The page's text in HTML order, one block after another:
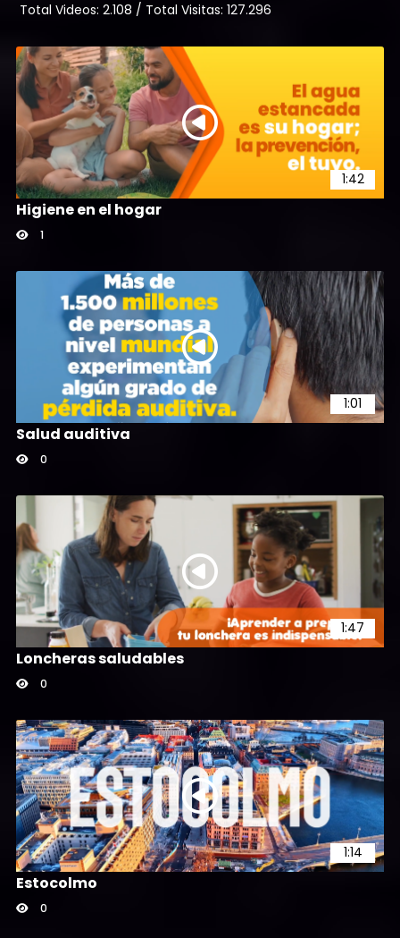
Curiosidades - ¿A Dónde Van
los Insectos Durante el Inverno?
42
0:38
Curiosidades de Ratas
0:57
Ansiedad por separación en
perros
116
1:59
Día Mundial de las ballenas
50
Total Videos: 2.108 / Total Visitas: 127.296
1:42
Higiene en el hogar
1
1:01
Salud auditiva
0
1:47
Loncheras saludables
0
1:14
Estocolmo
0